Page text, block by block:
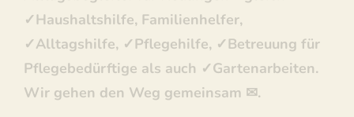
✓Haushaltshilfe, Familienhelfer,
✓Alltagshilfe, ✓Pflegehilfe, ✓Betreuung für
Pflegebedürftige als auch ✓Gartenarbeiten.
Wir gehen den Weg gemeinsam ✉.